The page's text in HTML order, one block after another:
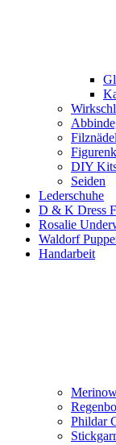
DIY
Seiden
Lederschuhe
D & K Dress
Rosalie
Waldorf
Handarbeit
Phildar